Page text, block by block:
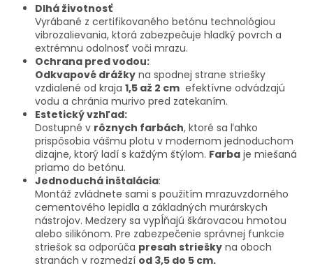
Dlhá životnosť:
Vyrábané z certifikovaného betónu technológiou
vibrozalievania, ktorá zabezpečuje hladký povrch a
extrémnu odolnosť voči mrazu.
Ochrana pred vodou:
Odkvapové drážky na spodnej strane striešky
vzdialené od kraja 1,5 až 2 cm efektívne odvádzajú
vodu a chránia murivo pred zatekaním.
Estetický vzhľad:
Dostupné v rôznych farbách, ktoré sa ľahko
prispôsobia vášmu plotu v modernom jednoduchom
dizajne, ktorý ladí s každým štýlom. Farba je miešaná
priamo do betónu.
Jednoduchá inštalácia:
Montáž zvládnete sami s použitím mrazuvzdorného
cementového lepidla a základných murárskych
nástrojov. Medzery sa vypĺňajú škárovacou hmotou
alebo silikónom. Pre zabezpečenie správnej funkcie
striešok sa odporúča presah striešky na oboch
stranách v rozmedzí od 3,5 do 5 cm.